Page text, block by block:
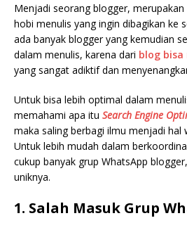
Menjadi seorang blogger,
hobi menulis yang ingin dibagikan ke
ada banyak blogger yang kemudian
dalam menulis, karena dari blog bisa
yang sangat adiktif dan
Untuk bisa lebih optimal dalam
memahami apa itu Search Engine
maka saling berbagi ilmu menjadi hal
Untuk lebih mudah dalam
cukup banyak grup WhatsApp
uniknya.
1. Salah Masuk Grup